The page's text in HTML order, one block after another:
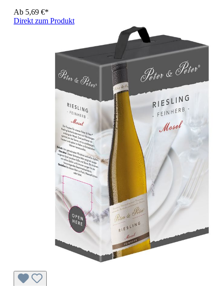
Ab 5,69 €*
Direkt zum Produkt